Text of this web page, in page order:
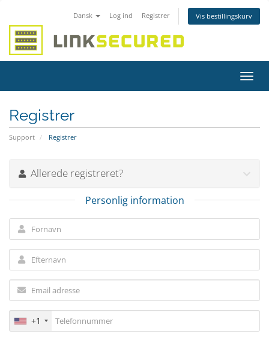
Dansk Log ind Registrer Vis bestillingskurv
Skift
Registrer
Support Registrer
Allerede registreret?
Personlig information
+1